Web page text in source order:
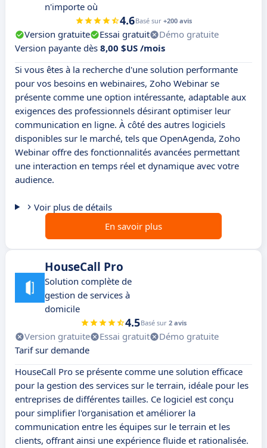
n'importe où
4.6Basé sur +200 avis
Version gratuite Essai gratuit
Démo gratuite
Version payante dès 8,00 $US /mois
Si vous êtes à la recherche d'une solution performante
pour vos besoins en webinaires, Zoho Webinar se
présente comme une option intéressante, adaptable aux
exigences des professionnels désirant optimiser leur
communication en ligne. À côté des autres logiciels
disponibles sur le marché, tels que OpenAgenda, Zoho
Webinar offre des fonctionnalités avancées permettant
une interaction en temps réel et dynamique avec votre
audience.
Voir plus de détails
En savoir plus
HouseCall Pro
Solution complète de
gestion de services à
domicile
4.5Basé sur 2 avis
Version gratuite Essai gratuit
Démo gratuite
Tarif sur demande
HouseCall Pro se présente comme une solution efficace
pour la gestion des services sur le terrain, idéale pour les
entreprises de différentes tailles. Ce logiciel est conçu
pour simplifier l'organisation et améliorer la
communication entre les équipes sur le terrain et les
clients, offrant ainsi une expérience fluide et rationalisée.